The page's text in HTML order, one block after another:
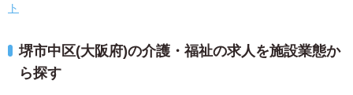
ト
堺市中区(大阪府)の介護・福祉の求人を施設業態か
ら探す